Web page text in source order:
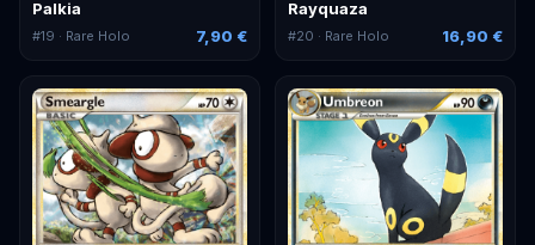
Palkia
#19 · Rare Holo 7,90 €
Rayquaza
#20 · Rare Holo 16,90 €